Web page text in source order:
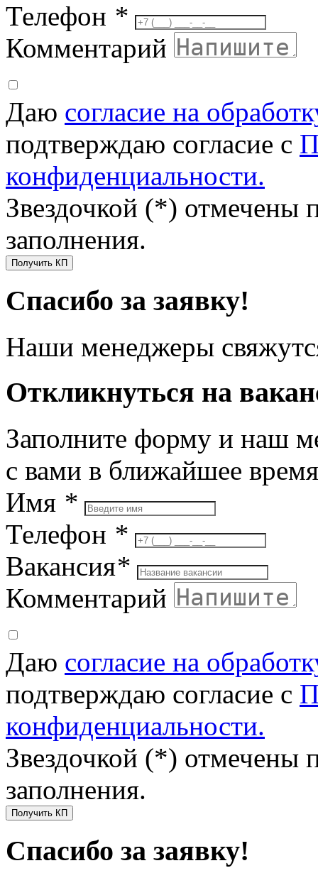
Телефон *
Комментарий
Даю согласие на
подтверждаю согласие с
конфиденциальности.
Звездочкой (*) отмечены
заполнения.
Получить КП
Спасибо за заявку!
Наши менеджеры
Откликнуться на
Заполните форму и наш
с вами в ближайшее время
Имя *
Телефон *
Вакансия*
Комментарий
Даю согласие на
подтверждаю согласие с
конфиденциальности.
Звездочкой (*) отмечены
заполнения.
Получить КП
Спасибо за заявку!